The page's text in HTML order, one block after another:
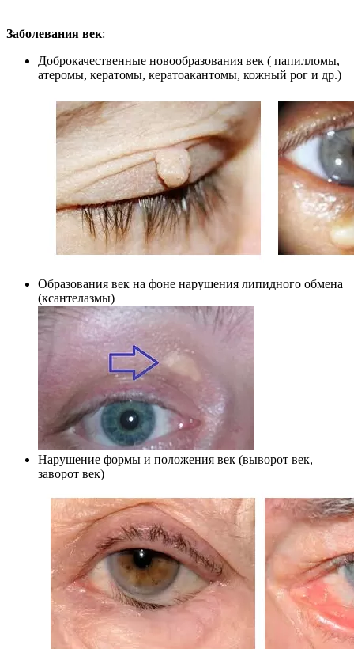
Заболевания век:
Доброкачественные новообразования век ( папилломы,
атеромы, кератомы, кератоакантомы, кожный рог и др.)
Образования век на фоне нарушения липидного обмена
(ксантелазмы)
Нарушение формы и положения век (выворот век,
заворот век)